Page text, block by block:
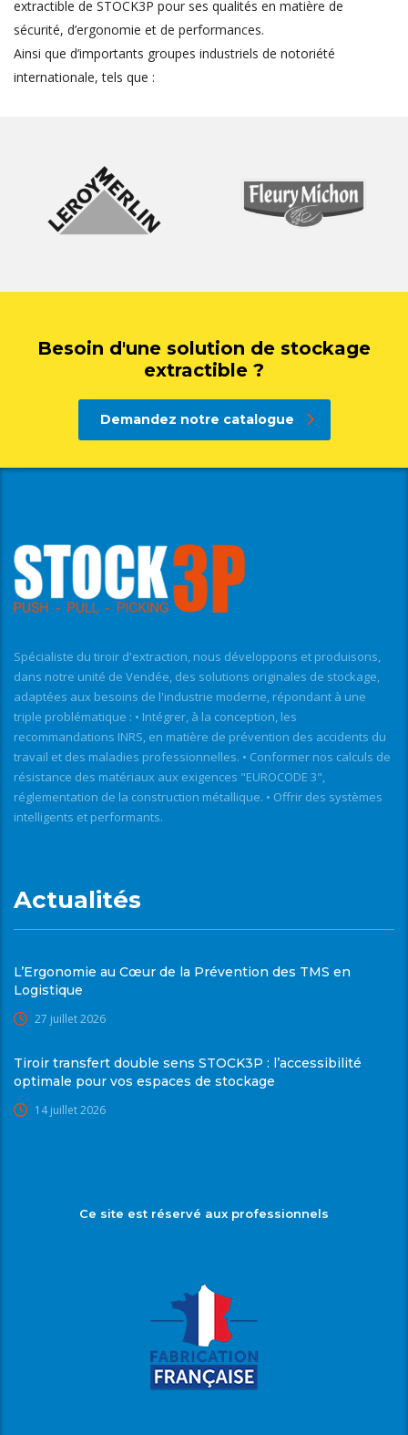
extractible de STOCK3P pour ses qualités en matière de
sécurité, d’ergonomie et de performances.
Ainsi que d’importants groupes industriels de notoriété
internationale, tels que :
Besoin d'une solution de stockage
extractible ?
Demandez notre catalogue
Spécialiste du tiroir d'extraction, nous développons et produisons,
dans notre unité de Vendée, des solutions originales de stockage,
adaptées aux besoins de l'industrie moderne, répondant à une
triple problématique : • Intégrer, à la conception, les
recommandations INRS, en matière de prévention des accidents du
travail et des maladies professionnelles. • Conformer nos calculs de
résistance des matériaux aux exigences "EUROCODE 3",
réglementation de la construction métallique. • Offrir des systèmes
intelligents et performants.
Actualités
L’Ergonomie au Cœur de la Prévention des TMS en
Logistique
27 juillet 2026
Tiroir transfert double sens STOCK3P : l’accessibilité
optimale pour vos espaces de stockage
14 juillet 2026
Ce site est réservé aux professionnels